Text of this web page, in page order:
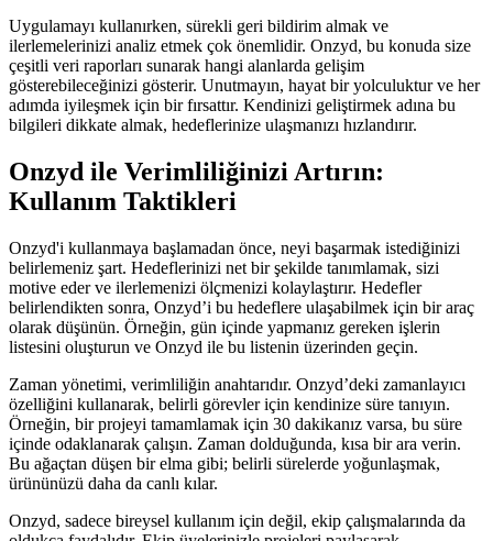
Uygulamayı kullanırken, sürekli geri bildirim almak ve
ilerlemelerinizi analiz etmek çok önemlidir. Onzyd, bu konuda size
çeşitli veri raporları sunarak hangi alanlarda gelişim
gösterebileceğinizi gösterir. Unutmayın, hayat bir yolculuktur ve her
adımda iyileşmek için bir fırsattır. Kendinizi geliştirmek adına bu
bilgileri dikkate almak, hedeflerinize ulaşmanızı hızlandırır.
Onzyd ile Verimliliğinizi Artırın:
Kullanım Taktikleri
Onzyd'i kullanmaya başlamadan önce, neyi başarmak istediğinizi
belirlemeniz şart. Hedeflerinizi net bir şekilde tanımlamak, sizi
motive eder ve ilerlemenizi ölçmenizi kolaylaştırır. Hedefler
belirlendikten sonra, Onzyd’i bu hedeflere ulaşabilmek için bir araç
olarak düşünün. Örneğin, gün içinde yapmanız gereken işlerin
listesini oluşturun ve Onzyd ile bu listenin üzerinden geçin.
Zaman yönetimi, verimliliğin anahtarıdır. Onzyd’deki zamanlayıcı
özelliğini kullanarak, belirli görevler için kendinize süre tanıyın.
Örneğin, bir projeyi tamamlamak için 30 dakikanız varsa, bu süre
içinde odaklanarak çalışın. Zaman dolduğunda, kısa bir ara verin.
Bu ağaçtan düşen bir elma gibi; belirli sürelerde yoğunlaşmak,
ürününüzü daha da canlı kılar.
Onzyd, sadece bireysel kullanım için değil, ekip çalışmalarında da